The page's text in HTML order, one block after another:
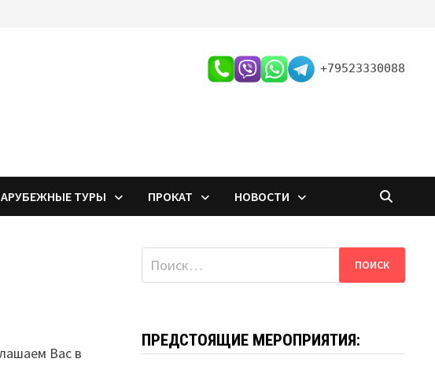
+79523330088
ТУРЫ ПРОКАТ НОВОСТИ
Вас в
Найти:
ПРЕДСТОЯЩИЕ МЕРОПРИЯТИЯ: